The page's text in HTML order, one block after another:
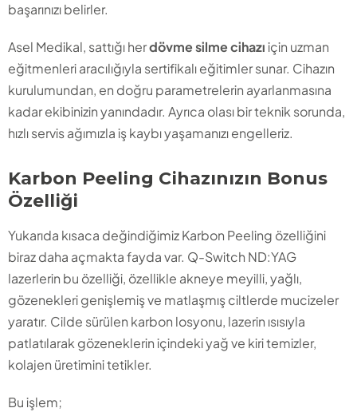
başarınızı belirler.
Asel Medikal, sattığı herdövme silme cihazıiçin uzman
eğitmenleri aracılığıyla sertifikalı eğitimler sunar. Cihazın
kurulumundan, en doğru parametrelerin ayarlanmasına
kadar ekibinizin yanındadır. Ayrıca olası bir teknik sorunda,
hızlı servis ağımızla iş kaybı yaşamanızı engelleriz.
Karbon Peeling Cihazınızın Bonus
Özelliği
Yukarıda kısaca değindiğimiz Karbon Peeling özelliğini
biraz daha açmakta fayda var. Q-Switch ND:YAG
lazerlerin bu özelliği, özellikle akneye meyilli, yağlı,
gözenekleri genişlemiş ve matlaşmış ciltlerde mucizeler
yaratır. Cilde sürülen karbon losyonu, lazerin ısısıyla
patlatılarak gözeneklerin içindeki yağ ve kiri temizler,
kolajen üretimini tetikler.
Bu işlem;